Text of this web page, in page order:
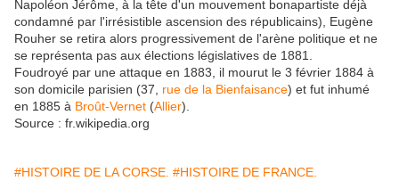
Napoléon Jérôme, à la tête d'un mouvement bonapartiste déjà
condamné par l'irrésistible ascension des républicains), Eugène
Rouher se retira alors progressivement de l'arène politique et ne
se représenta pas aux élections législatives de 1881.
Foudroyé par une attaque en 1883, il mourut le 3 février 1884 à
son domicile parisien (37, rue de la Bienfaisance) et fut inhumé
en 1885 à Broût-Vernet (Allier).
Source : fr.wikipedia.org
#HISTOIRE DE LA CORSE. #HISTOIRE DE FRANCE.